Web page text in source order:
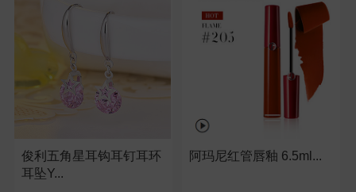
俊利五角星耳钩耳钉耳环
耳坠Y...
阿玛尼红管唇釉 6.5ml...